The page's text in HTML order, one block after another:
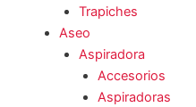
Trapiches
Aseo
Aspiradora
Accesorios
Aspiradoras